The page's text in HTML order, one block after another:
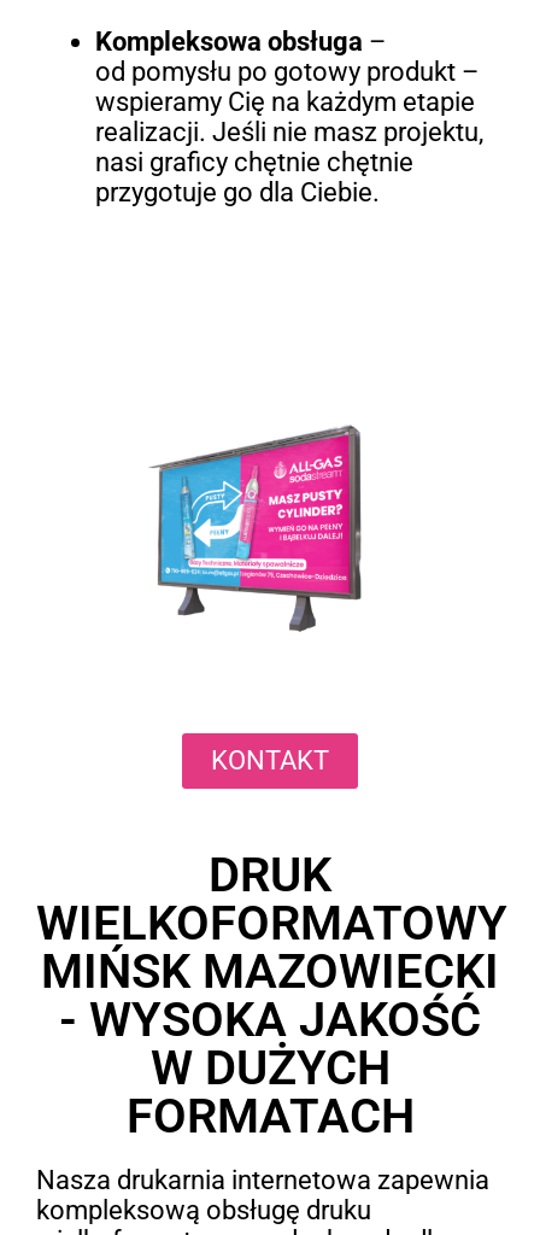
Kompleksowa obsługa –
od pomysłu po gotowy produkt –
wspieramy Cię na każdym etapie
realizacji. Jeśli nie masz projektu,
nasi graficy chętnie chętnie
przygotuje go dla Ciebie.
DRUK
WIELKOFORMATOWY
MIŃSK MAZOWIECKI
- WYSOKA JAKOŚĆ
W DUŻYCH
FORMATACH
Nasza drukarnia internetowa zapewnia
kompleksową obsługę druku
KONTAKT